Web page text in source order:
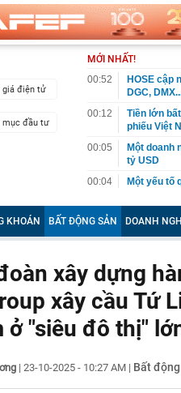
giá điện tử
mục đầu tư
MỚI NHẤT!
00:52
HOSE cập
DGC,
00:12
Tiền lớn
phiếu Việt
00:05
Một doanh
tỷ USD
00:04
Một yếu tố
23:40
Người đàn
sau bác sĩ
23:34
Nam ca sĩ
23:28
Trấn Thành
chắn là
23:14
Bí mật
22:56
Vì sao
Vài mét
22:48
5 LOẠI rau
nên cẩn
KHOÁN BẤT ĐỘNG SẢN DOANH
xây dựng
xây cầu Tứ
ở "siêu đô thị"
| 23-10-2025 - 10:27 AM | Bất